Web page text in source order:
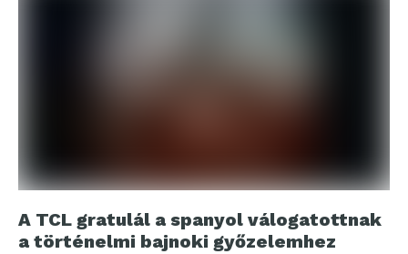
A TCL gratulál a spanyol válogatottnak
a történelmi bajnoki győzelemhez